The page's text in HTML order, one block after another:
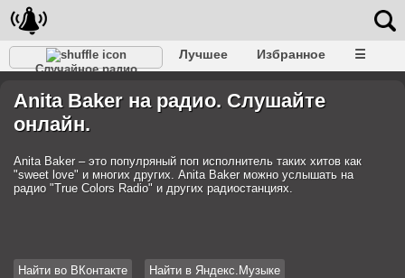
Случайное радио
Лучшее Избранное ☰
Anita Baker на радио. Слушайте
онлайн.
Anita Baker – это популряный поп исполнитель таких хитов как
"sweet love" и многих других. Anita Baker можно услышать на
радио "True Colors Radio" и других радиостанциях.
Найти во ВКонтакте Найти в Яндекс.Музыке